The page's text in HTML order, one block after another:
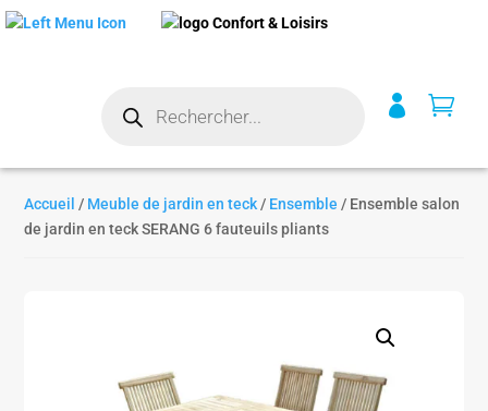
produits
 
Accueil / Meuble de jardin en teck / Ensemble / Ensemble salon
de jardin en teck SERANG 6 fauteuils pliants